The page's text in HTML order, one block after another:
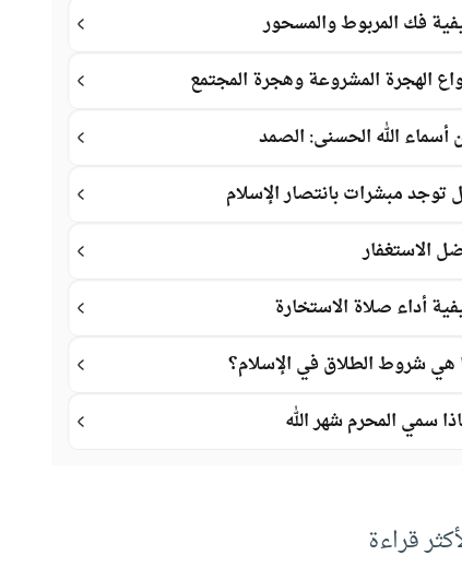
فك المربوط والمسحور
الهجرة المشروعة وهجرة المجتمع
أسماء الله الحسنى: الصمد
توجد مبشرات بانتصار الإسلام
الاستغفار
أداء صلاة الاستخارة
هي شروط الطلاق في الإسلام؟
سمي المحرم شهر الله
قراءة